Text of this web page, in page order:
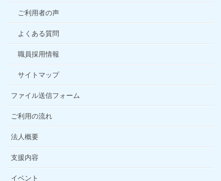
ご利用者の声
よくある質問
職員採用情報
サイトマップ
ファイル送信フォーム
ご利用の流れ
法人概要
支援内容
イベント